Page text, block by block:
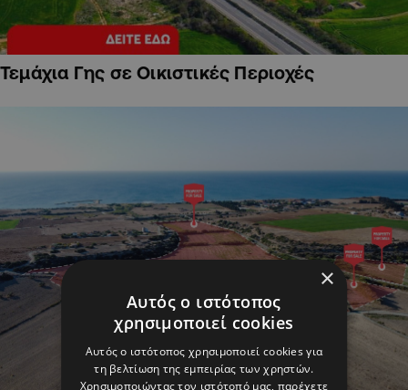
Τεμάχια Γης σε Οικιστικές Περιοχές
×
Αυτός ο ιστότοπος
χρησιμοποιεί cookies
Αυτός ο ιστότοπος χρησιμοποιεί cookies για
τη βελτίωση της εμπειρίας των χρηστών.
Χρησιμοποιώντας τον ιστότοπό μας, παρέχετε